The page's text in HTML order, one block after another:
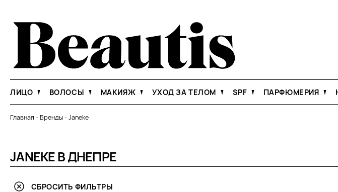
ЛИЦО ВОЛОСЫ МАКИЯЖ УХОД ЗА ТЕЛОМ SPF ПАРФЮМЕРИЯ
Главная -Бренды-Janeke
JANEKE В ДНЕПРЕ
СБРОСИТЬ ФИЛЬТРЫ